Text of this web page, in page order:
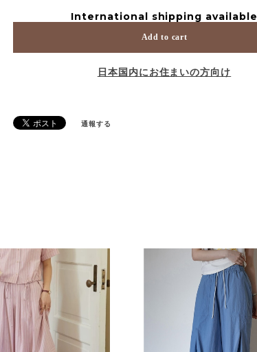
International shipping available
Add to cart
日本国内にお住まいの方向け
通報する